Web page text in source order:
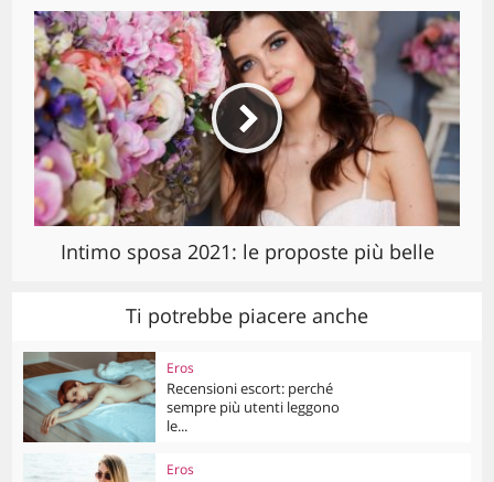
Intimo sposa 2021: le proposte più belle
Ti potrebbe piacere anche
Eros
Recensioni escort: perché
sempre più utenti leggono
le...
Eros